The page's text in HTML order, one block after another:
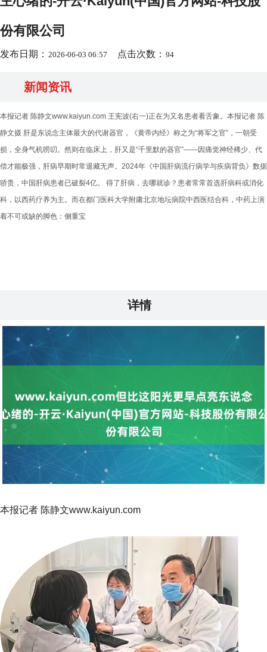
份有限公司
发布日期： 2026-06-03 06:57 点击次数： 94
新闻资讯
本报记者 陈静文www.kaiyun.com 王宪波(右一)正在为又名患者看舌象。本报记者 陈
静文摄 肝是东说念主体最大的代谢器官，《黄帝内经》称之为“将军之官”，一朝受
损，全身气机唠叨。然则在临床上，肝又是“千里默的器官”——因痛觉神经稀少、代
偿才能极强，肝病早期时常退藏无声。2024年《中国肝病流行病学与疾病背负》数据
骄贵，中国肝病患者已破裂4亿。 得了肝病，去哪就诊？患者常常首选肝病科或消化
科，以西药疗养为主。而在都门医科大学附庸北京地坛病院中西医结合科，中药上演
着不可或缺的脚色：侧重宝
详情
本报记者 陈静文www.kaiyun.com